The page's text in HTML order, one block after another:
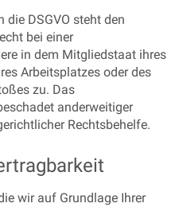
die DSGVO steht den
bei einer
in dem Mitgliedstaat ihres
Arbeitsplatzes oder des
zu. Das
anderweitiger
Rechtsbehelfe.
wir auf Grundlage Ihrer